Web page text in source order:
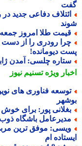
دفاعی جدید در
طلا امروز جمعه 16 مرداد 1405
رودری را از دست
دیومانده!
چلسی: آمدن ژابی
ویژهتسنیم نیوز
فناوری های نوین
پور: برای خوش رنگ
باشگاه ذوب
موفق ترین مربی
ام